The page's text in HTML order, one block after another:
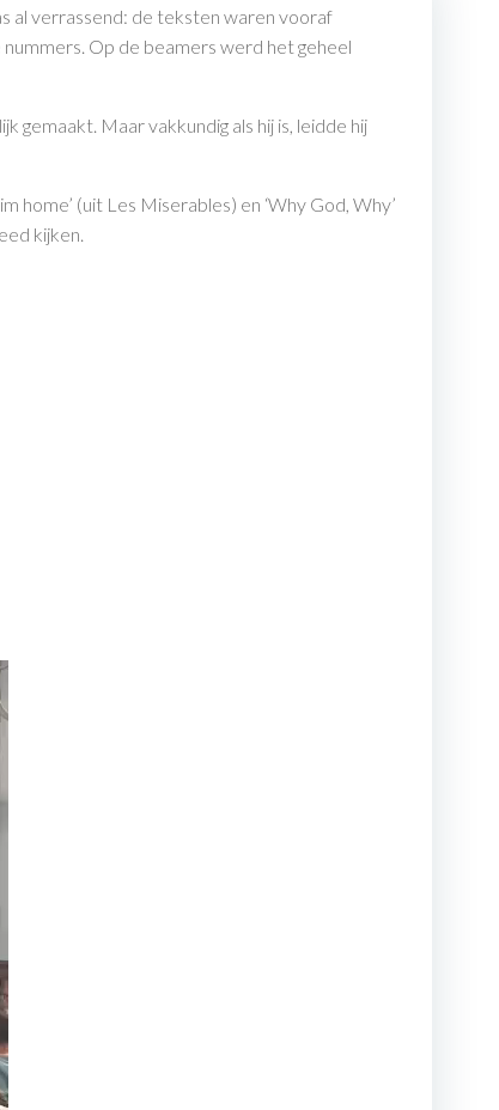
al verrassend: de teksten waren vooraf
Op de beamers werd het geheel
Maar vakkundig als hij is, leidde hij
(uit Les Miserables) en ‘Why God, Why’
kijken.